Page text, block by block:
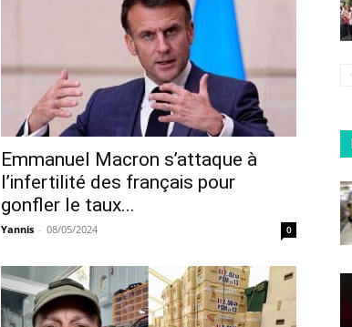
Emmanuel Macron s’attaque à
l’infertilité des français pour
gonfler le taux...
Yannis - 08/05/2024 0